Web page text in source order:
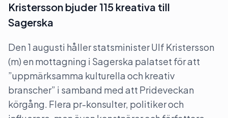
Kristersson bjuder 115 kreativa till
Sagerska
Den 1 augusti håller statsminister Ulf Kristersson
(m) en mottagning i Sagerska palatset för att
”uppmärksamma kulturella och kreativ
branscher” i samband med att Prideveckan
körgång. Flera pr-konsulter, politiker och